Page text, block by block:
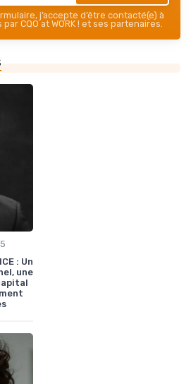
j’accepte d’être contacté(e) à
CQO at WORK ! et ses partenaires.
: Un
une